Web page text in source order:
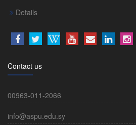
Details
Contact us
00963-011-2066
info@aspu.edu.sy